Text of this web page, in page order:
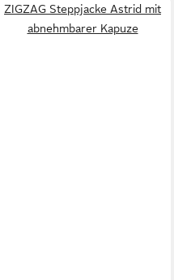
ZIGZAG Steppjacke Astrid mit
abnehmbarer Kapuze